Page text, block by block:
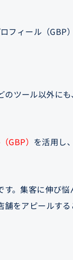
ィール（GBP）
ツール以外にも
GBP） を活用し
す。集客に伸び
をアピールする